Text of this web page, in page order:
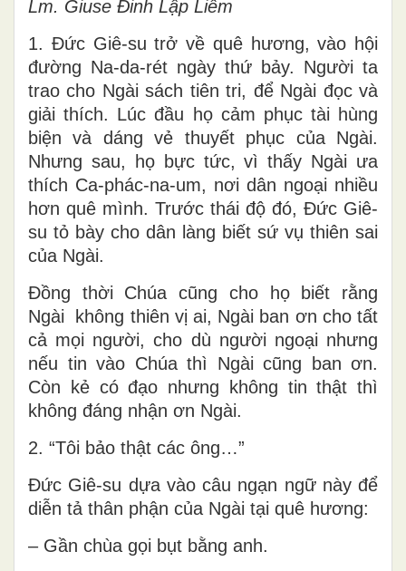
Lm. Giuse Đinh Lập Liễm
1. Đức Giê-su trở về quê hương, vào hội
đường Na-da-rét ngày thứ bảy. Người ta
trao cho Ngài sách tiên tri, để Ngài đọc và
giải thích. Lúc đầu họ cảm phục tài hùng
biện và dáng vẻ thuyết phục của Ngài.
Nhưng sau, họ bực tức, vì thấy Ngài ưa
thích Ca-phác-na-um, nơi dân ngoại nhiều
hơn quê mình. Trước thái độ đó, Đức Giê-
su tỏ bày cho dân làng biết sứ vụ thiên sai
của Ngài.
Đồng thời Chúa cũng cho họ biết rằng
Ngài không thiên vị ai, Ngài ban ơn cho tất
cả mọi người, cho dù người ngoại nhưng
nếu tin vào Chúa thì Ngài cũng ban ơn.
Còn kẻ có đạo nhưng không tin thật thì
không đáng nhận ơn Ngài.
2. “Tôi bảo thật các ông…”
Đức Giê-su dựa vào câu ngạn ngữ này để
diễn tả thân phận của Ngài tại quê hương:
– Gần chùa gọi bụt bằng anh.